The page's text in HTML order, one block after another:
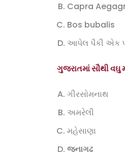
Capra
Bos bubalis
આપેલ પૈકી એક
ગુજરાતમાં સૌથી વઘુ
ગીરસોમનાથ
અમરેલી
મહેસાણા
જૂનાગઢ